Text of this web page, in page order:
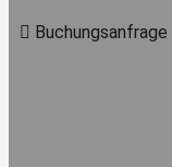
Buchungsanfrage